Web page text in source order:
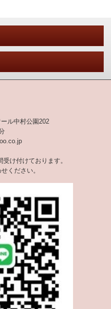
ル中村公園202
け付けております。
ください。